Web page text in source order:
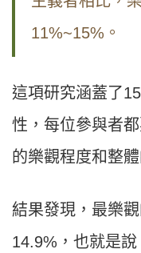
11%~15%。
這項研究涵蓋了
性，每位參與者
的樂觀程度和整
結果發現，最樂
14.9%，也就是